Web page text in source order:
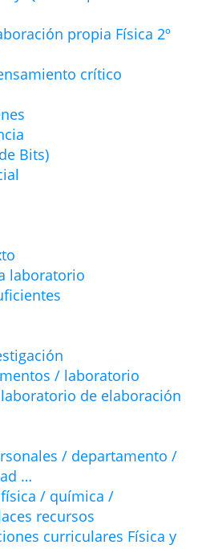
propia Física 2º
crítico
Bits)
laboratorio
/ laboratorio
de elaboración
/ departamento /
…
/ química /
recursos
curriculares Física y